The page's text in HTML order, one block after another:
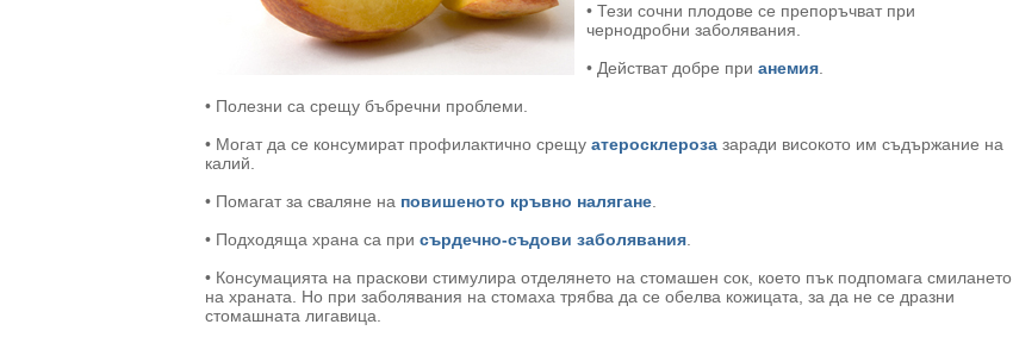
• Тези сочни плодове се препоръчват при
чернодробни заболявания.
• Действат добре при анемия
• Полезни са срещу бъбречни проблеми.
• Могат да се консумират профилактично срещу атеросклероза заради високото им съдържание на
калий.
• Помагат за сваляне на повишеното кръвно налягане
• Подходяща храна са при сърдечно-съдови заболявания
• Консумацията на праскови стимулира отделянето на стомашен сок, което пък подпомага смилането
на храната. Но при заболявания на стомаха трябва да се обелва кожицата, за да не се дразни
стомашната лигавица.